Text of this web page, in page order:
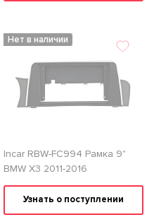
Нет в наличии
Incar RBW-FC994 Рамка 9"
BMW X3 2011-2016
Узнать о поступлении